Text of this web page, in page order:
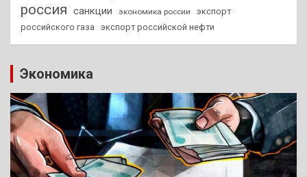
россия санкции экономика россии
экспорт
российского газа
экспорт российской нефти
Экономика